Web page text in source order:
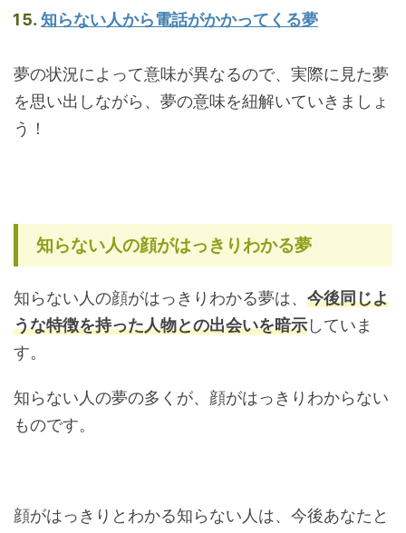
知らない人から電話がかかってくる夢
夢の状況によって意味が異なるので、実際に見た夢
を思い出しながら、夢の意味を紐解いていきましょ
う！
知らない人の顔がはっきりわかる夢
知らない人の顔がはっきりわかる夢は、 今後同じよ
うな特徴を持った人物との出会いを暗示していま
す。
知らない人の夢の多くが、顔がはっきりわからない
ものです。
顔がはっきりとわかる知らない人は、今後あなたと